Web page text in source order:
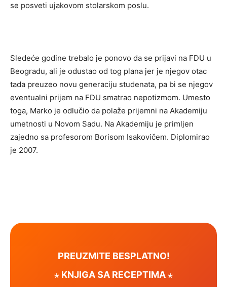
se posveti ujakovom stolarskom poslu.
Sledeće godine trebalo je ponovo da se prijavi na FDU u
Beogradu, ali je odustao od tog plana jer je njegov otac
tada preuzeo novu generaciju studenata, pa bi se njegov
eventualni prijem na FDU smatrao nepotizmom. Umesto
toga, Marko je odlučio da polaže prijemni na Akademiju
umetnosti u Novom Sadu. Na Akademiju je primljen
zajedno sa profesorom Borisom Isakovičem. Diplomirao
je 2007.
PREUZMITE BESPLATNO!
⋆ KNJIGA SA RECEPTIMA ⋆